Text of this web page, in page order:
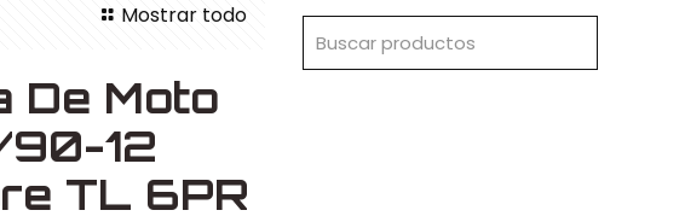
Mostrar todo
De Moto
12
TL 6PR